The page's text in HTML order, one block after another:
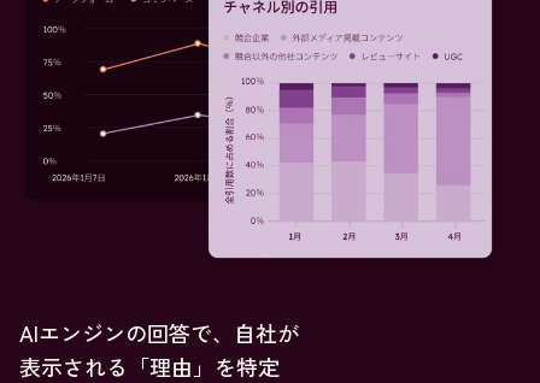
AIエンジンの回答で、自社が
表示される「理由」を特定